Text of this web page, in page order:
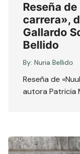
Reseña
carrera»,
Gallardo
Bellido
By: Nuria Bellido
Reseña de
autora Patricia